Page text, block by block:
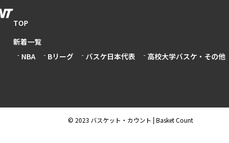
TOP
新着一覧
NBA
Bリーグ バスケ日本代表 高校大学バスケ・その他
© 2023 バスケット・カウント | Basket Count